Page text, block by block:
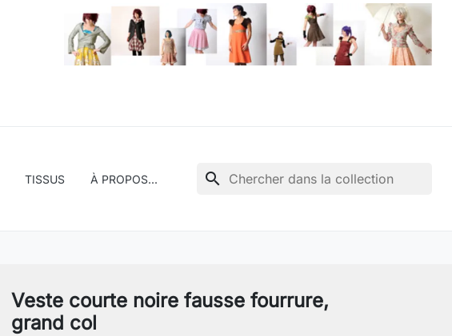
TISSUS À PROPOS... search
Veste courte noire fausse fourrure,
grand col